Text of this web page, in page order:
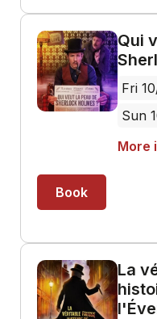
Qui
Fri
Sun
More
Book
La